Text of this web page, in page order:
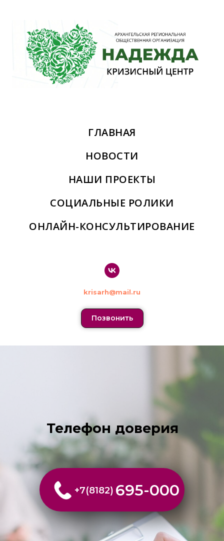
ГЛАВНАЯ
НОВОСТИ
НАШИ ПРОЕКТЫ
СОЦИАЛЬНЫЕ РОЛИКИ
ОНЛАЙН-КОНСУЛЬТИРОВАНИЕ
krisarh@mail.ru
Позвонить
Телефон доверия
695-000
+7(8182)